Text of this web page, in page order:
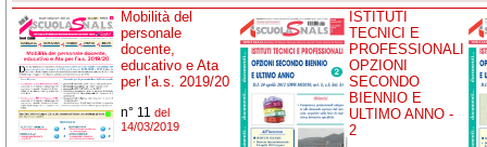
Mobilità del
personale
docente,
educativo e Ata
per l’a.s. 2019/20
n° 11 del
14/03/2019
ISTITUTI
TECNICI E
PROFESSIONALI
OPZIONI
SECONDO
BIENNIO E
ULTIMO ANNO -
2